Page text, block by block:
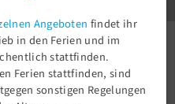
im TSV58
Angeboten findet ihr
in den Ferien und im
stattfinden.
Ferien stattfinden, sind
sonstigen Regelungen